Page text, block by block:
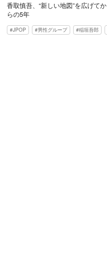
香取慎吾、“新しい地図”を広げてか
らの5年
JPOP 男性グループ 稲垣吾郎